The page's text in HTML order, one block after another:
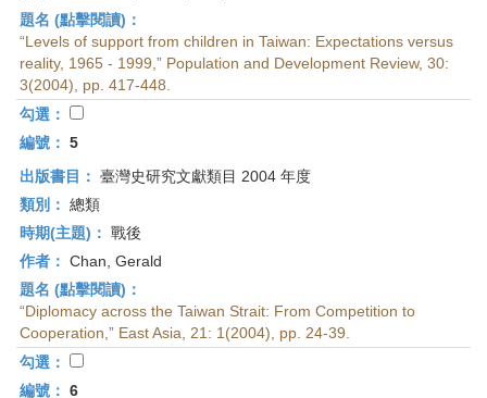
題名 (點擊閱讀)：
“Levels of support from children in Taiwan: Expectations versus
reality, 1965 - 1999,” Population and Development Review, 30:
3(2004), pp. 417-448.
勾選：
編號： 5
出版書目： 臺灣史研究文獻類目 2004 年度
類別： 總類
時期(主題)： 戰後
作者： Chan, Gerald
題名 (點擊閱讀)：
“Diplomacy across the Taiwan Strait: From Competition to
Cooperation,” East Asia, 21: 1(2004), pp. 24-39.
勾選：
編號： 6